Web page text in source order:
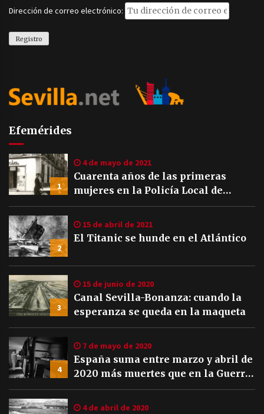
Dirección de correo electrónico:
Efemérides
1
4 de mayo de 2021
Cuarenta años de las primeras
mujeres en la Policía Local de
Sevilla
2
15 de abril de 2021
El Titanic se hunde en el Atlántico
3
15 de junio de 2020
Canal Sevilla-Bonanza: cuando la
esperanza se queda en la maqueta
4
7 de mayo de 2020
España suma entre marzo y abril de
2020 más muertes que en la Guerra
Civil
4 de abril de 2020